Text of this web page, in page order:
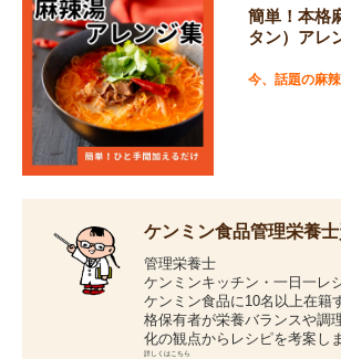
簡単！本格
タン）アレ
今、話題の麻
ケンミン食品管理栄養
管理栄養士
ケンミンキッチン・一日一レ
ケンミン食品に10名以上在籍
格保有者が栄養バランスや調
化の観点からレシピを考案し
詳しくはこちら